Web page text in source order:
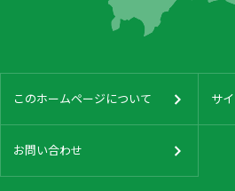
このホームページについて サ
お問い合わせ